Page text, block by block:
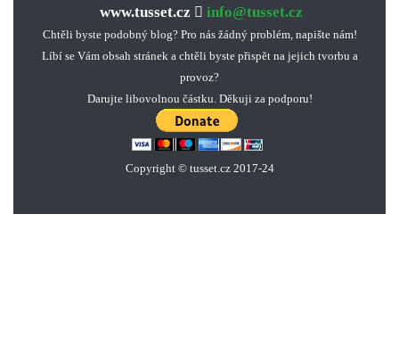
www.tusset.cz
info@tusset.cz
Chtěli byste podobný blog? Pro nás žádný problém, napište nám!
Líbí se Vám obsah stránek a chtěli byste přispět na jejich tvorbu a
provoz?
Darujte libovolnou částku. Děkuji za podporu!
Copyright © tusset. cz 2017-24